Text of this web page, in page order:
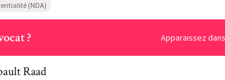
(NDA)
? Apparaissez
Raad
Raad